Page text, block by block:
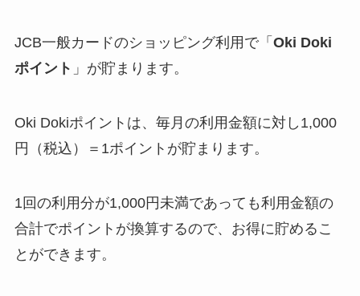
JCB一般カードのショッピング利用で「 Oki Doki
ポイント 」が貯まります。
Oki Dokiポイントは、毎月の利用金額に対し 1,000
円（税込）＝1ポイント が貯まります。
1回の利用分が1,000円未満であっても利用金額の
合計でポイントが換算するので、お得に貯めるこ
とができます。